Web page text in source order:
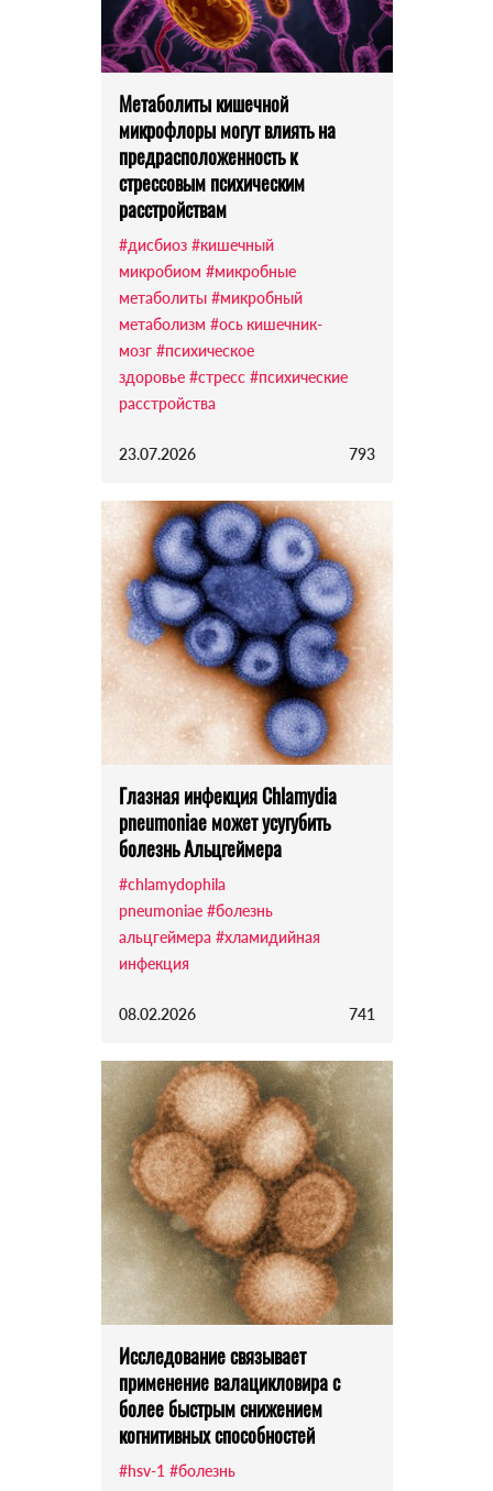
Метаболиты кишечной
микрофлоры могут влиять на
предрасположенность к
стрессовым психическим
расстройствам
#дисбиоз #кишечный
микробиом #микробные
метаболиты #микробный
метаболизм #ось кишечник-
мозг #психическое
здоровье #стресс #психические
расстройства
23.07.2026 793
Глазная инфекция Chlamydia
pneumoniae может усугубить
болезнь Альцгеймера
#chlamydophila
pneumoniae #болезнь
альцгеймера #хламидийная
инфекция
08.02.2026 741
Исследование связывает
применение валацикловира с
более быстрым снижением
когнитивных способностей
#hsv-1 #болезнь